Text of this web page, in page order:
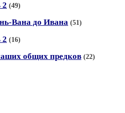
2 (49)
Вана до Ивана (51)
2 (16)
общих предков (22)